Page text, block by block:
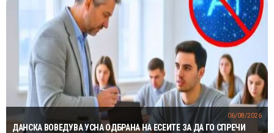
ДАНСКА ВОВЕДУВА УСНА ОДБРАНА НА ЕСЕИТЕ ЗА ДА ГО СПРЕЧИ
06/08/2026